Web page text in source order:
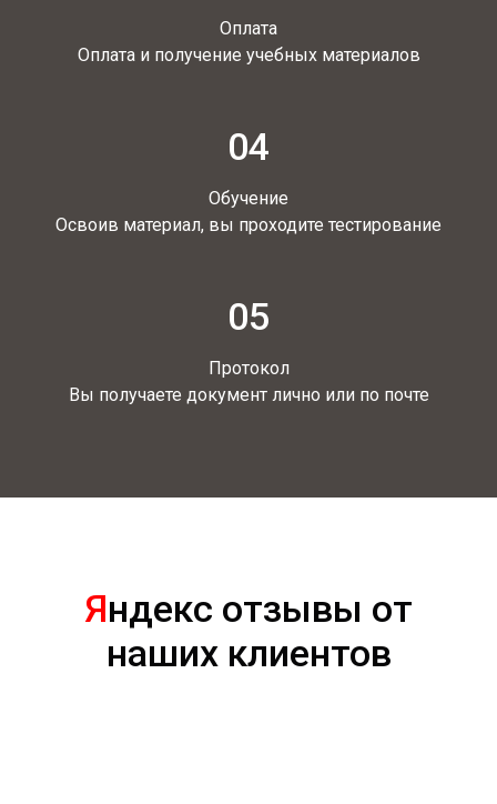
Оплата
Оплата и получение учебных материалов
04
Обучение
Освоив материал, вы проходите тестирование
05
Протокол
Вы получаете документ лично или по почте
Яндекс отзывы от
наших клиентов